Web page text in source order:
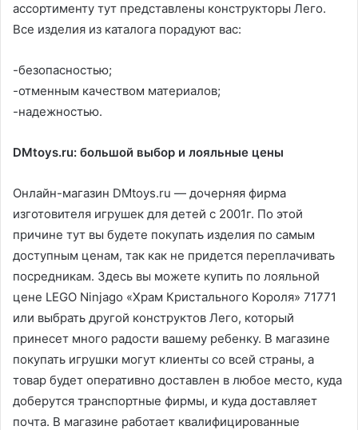
ассортименту тут представлены конструкторы Лего.
Все изделия из каталога порадуют вас:
-безопасностью;
-отменным качеством материалов;
-надежностью.
DMtoys.ru: большой выбор и лояльные цены
Онлайн-магазин DMtoys.ru — дочерняя фирма
изготовителя игрушек для детей с 2001г. По этой
причине тут вы будете покупать изделия по самым
доступным ценам, так как не придется переплачивать
посредникам. Здесь вы можете купить по лояльной
цене LEGO Ninjago «Храм Кристального Короля» 71771
или выбрать другой конструктов Лего, который
принесет много радости вашему ребенку. В магазине
покупать игрушки могут клиенты со всей страны, а
товар будет оперативно доставлен в любое место, куда
доберутся транспортные фирмы, и куда доставляет
почта. В магазине работает квалифицированные